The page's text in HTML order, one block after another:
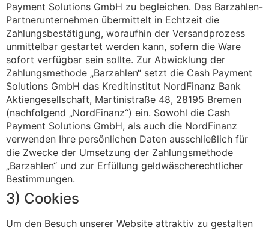
Payment Solutions GmbH zu begleichen. Das Barzahlen-
Partnerunternehmen übermittelt in Echtzeit die
Zahlungsbestätigung, woraufhin der Versandprozess
unmittelbar gestartet werden kann, sofern die Ware
sofort verfügbar sein sollte. Zur Abwicklung der
Zahlungsmethode „Barzahlen“ setzt die Cash Payment
Solutions GmbH das Kreditinstitut NordFinanz Bank
Aktiengesellschaft, Martinistraße 48, 28195 Bremen
(nachfolgend „NordFinanz“) ein. Sowohl die Cash
Payment Solutions GmbH, als auch die NordFinanz
verwenden Ihre persönlichen Daten ausschließlich für
die Zwecke der Umsetzung der Zahlungsmethode
„Barzahlen“ und zur Erfüllung geldwäscherechtlicher
Bestimmungen.
3) Cookies
Um den Besuch unserer Website attraktiv zu gestalten